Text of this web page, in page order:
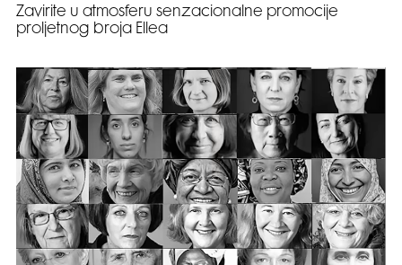
Zavirite u atmosferu senzacionalne promocije
proljetnog broja Ellea